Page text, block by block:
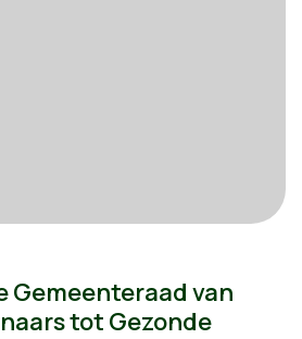
Gemeenteraad van
tot Gezonde